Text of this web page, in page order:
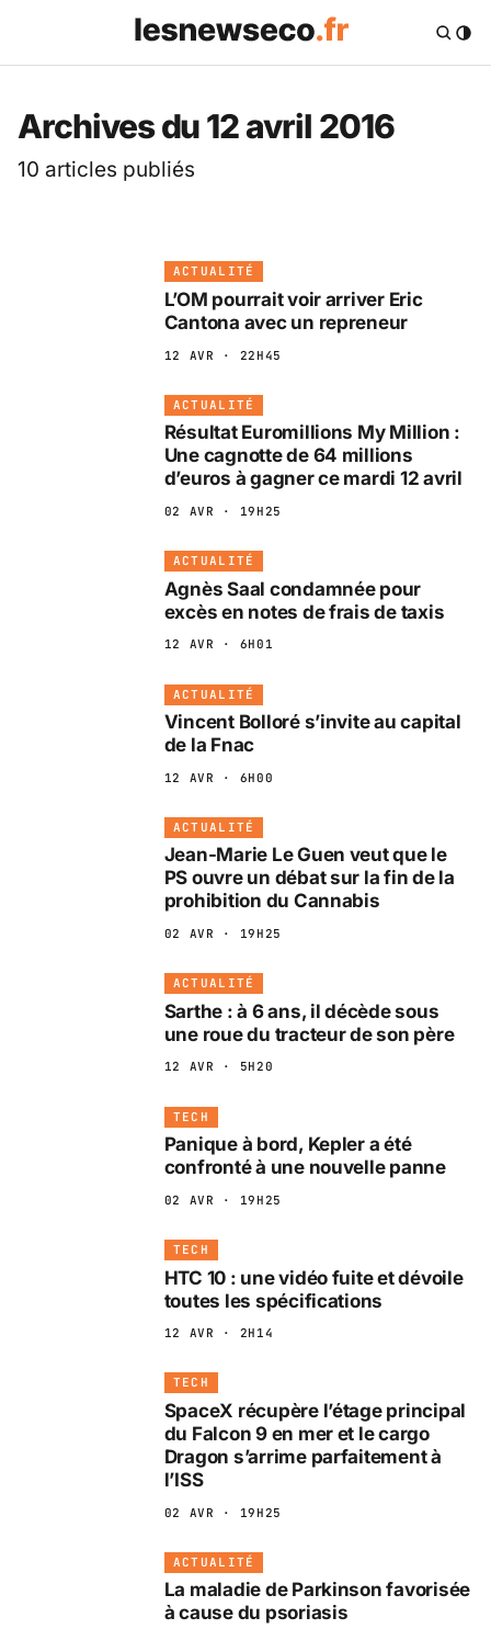
Les News Eco .fr —
Archives du 12 avril 2016
10 articles publiés
ACTUALITÉ
L’OM pourrait voir arriver Eric
Cantona avec un repreneur
12 AVR · 22H45
ACTUALITÉ
Résultat Euromillions My Million :
Une cagnotte de 64 millions
d’euros à gagner ce mardi 12 avril
02 AVR · 19H25
ACTUALITÉ
Agnès Saal condamnée pour
excès en notes de frais de taxis
12 AVR · 6H01
ACTUALITÉ
Vincent Bolloré s’invite au capital
de la Fnac
12 AVR · 6H00
ACTUALITÉ
Jean-Marie Le Guen veut que le
PS ouvre un débat sur la fin de la
prohibition du Cannabis
02 AVR · 19H25
ACTUALITÉ
Sarthe : à 6 ans, il décède sous
une roue du tracteur de son père
12 AVR · 5H20
TECH
Panique à bord, Kepler a été
confronté à une nouvelle panne
02 AVR · 19H25
TECH
HTC 10 : une vidéo fuite et dévoile
toutes les spécifications
12 AVR · 2H14
TECH
SpaceX récupère l’étage principal
du Falcon 9 en mer et le cargo
Dragon s’arrime parfaitement à
l’ISS
02 AVR · 19H25
ACTUALITÉ
La maladie de Parkinson favorisée
à cause du psoriasis